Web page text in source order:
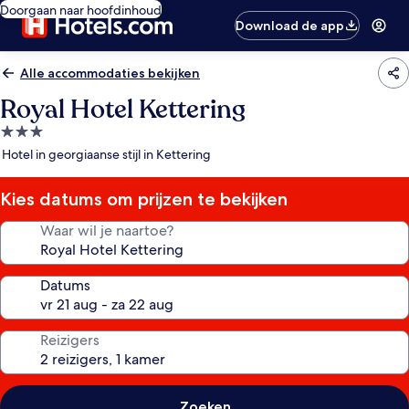
Doorgaan naar hoofdinhoud
Download de app
Alle accommodaties bekijken
Royal Hotel Kettering
3.0-
sterrenaccommodatie
Hotel in georgiaanse stijl in Kettering
Kies datums om prijzen te bekijken
Waar wil je naartoe?
Datums
Reizigers